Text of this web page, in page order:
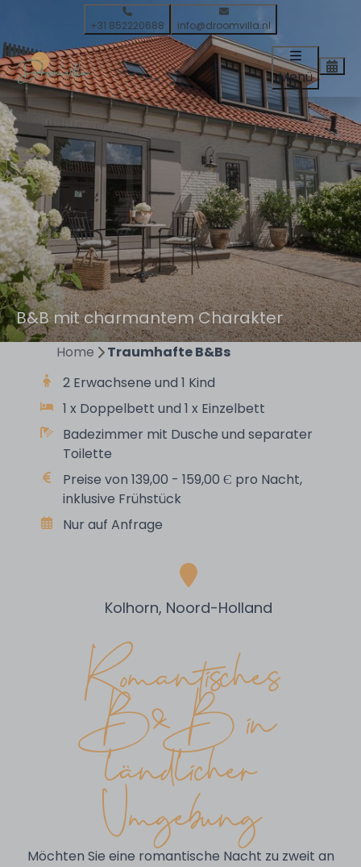
+31 852220688 info@droomvilla.nl
Menü
B&B mit charmantem Charakter
Home
Traumhafte B&Bs
2 Erwachsene und 1 Kind
1 x Doppelbett und 1 x Einzelbett
Badezimmer mit Dusche und separater
Toilette
Preise von 139,00 - 159,00 Є pro Nacht,
inklusive Frühstück
Nur auf Anfrage
Kolhorn, Noord-Holland
Romantisches
B&B in
ländlicher
Umgebung
Möchten Sie eine romantische Nacht zu zweit an